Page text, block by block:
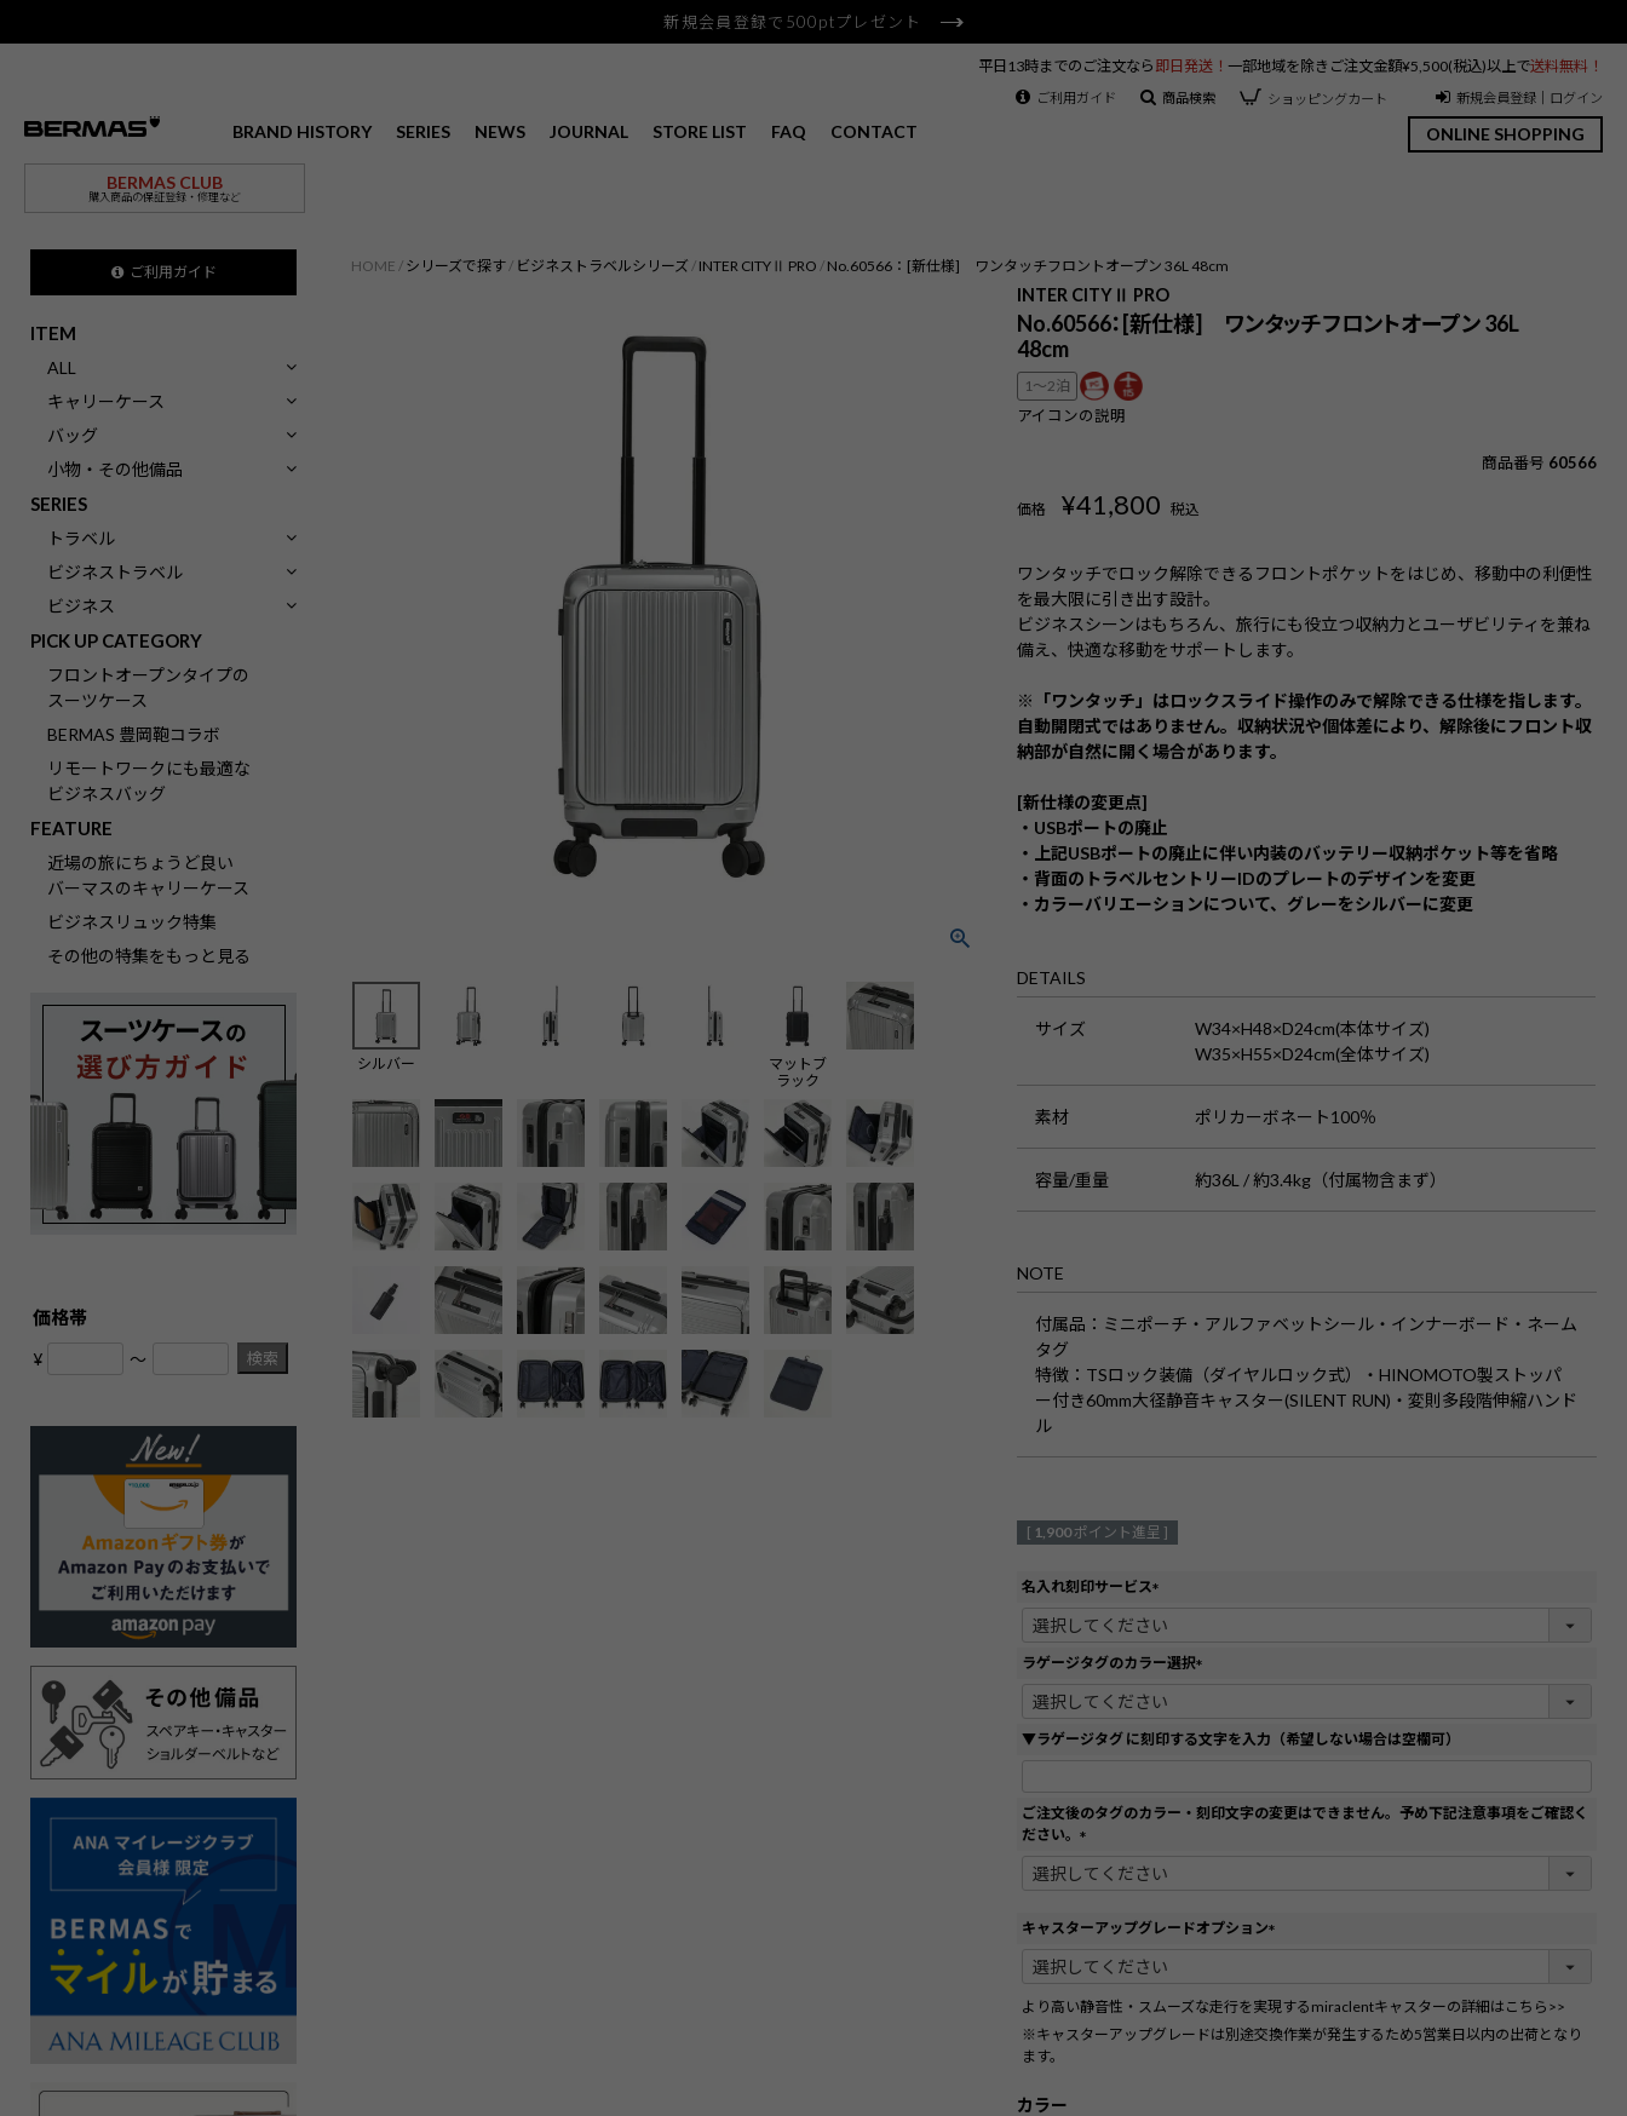
新規会員登録で500ptプレゼント
BRAND HISTORY SERIES NEWS JOURNAL STORE LIST FAQ CONTACT
BERMAS CLUB
購入商品の保証登録・修理など
ONLINE SHOPPING
平日13時までのご注文なら 即日発送！ 一部地域を除きご注文金額¥5,500(税込)以上で送料無料！
ご利用ガイド 商品検索 ショッピングカート 新規会員登録｜ログイン
ご利用ガイド
ITEM
ALL
キャリーケース
バッグ
小物・その他備品
SERIES
トラベル
ビジネストラベル
ビジネス
PICK UP CATEGORY
フロントオープンタイプの
スーツケース
BERMAS 豊岡鞄コラボ
リモートワークにも最適な
ビジネスバッグ
FEATURE
近場の旅にちょうど良い
バーマスのキャリーケース
ビジネスリュック特集
その他の特集をもっと見る
価格帯
¥ 〜 検索
HOME シリーズで探す ビジネストラベルシリーズ INTER CITYⅡ PRO No.60566：[新仕様] ワンタッチフロントオープン 36L 48cm
シルバー
マットブ
ラック
INTER CITYⅡ PRO
No.60566：[新仕様] ワンタッチフロントオープン 36L
48cm
1〜2泊
アイコンの説明
商品番号 60566
価格 ¥41,800 税込
ワンタッチでロック解除できるフロントポケットをはじめ、移動中の利便性
を最大限に引き出す設計。
ビジネスシーンはもちろん、旅行にも役立つ収納力とユーザビリティを兼ね
備え、快適な移動をサポートします。
※「ワンタッチ」はロックスライド操作のみで解除できる仕様を指します。
自動開閉式ではありません。収納状況や個体差により、解除後にフロント収
納部が自然に開く場合があります。
[新仕様の変更点]
・USBポートの廃止
・上記USBポートの廃止に伴い内装のバッテリー収納ポケット等を省略
・背面のトラベルセントリーIDのプレートのデザインを変更
・カラーバリエーションについて、グレーをシルバーに変更
DETAILS
サイズ
W34×H48×D24cm(本体サイズ)
W35×H55×D24cm(全体サイズ)
素材 ポリカーボネート100％
容量/重量 約36L / 約3.4kg（付属物含まず）
NOTE
付属品 ：ミニポーチ・アルファベットシール・インナーボード・ネーム
タグ
特徴 ：TSロック装備（ダイヤルロック式）・HINOMOTO製ストッパ
ー付き60mm大径静音キャスター(SILENT RUN)・変則多段階伸縮ハンド
ル
[ 1,900ポイント進呈 ]
名入れ刻印サービス
必
須
ラゲージタグのカラー選択
須
▼ラゲージタグ に刻印する文字を入力（希望しない場合は空欄可）
ご注文後のタグのカラー・刻印文字の変更はできません。予め下記注意事項をご確認く
ださい。
必
)
キャスターアップグレードオプション
須
より高い静音性・スムーズな走行を実現するmiraclentキャスターの詳細はこちら>>
※キャスターアップグレードは別途交換作業が発生するため5営業日以内の出荷となり
ます。
カラー